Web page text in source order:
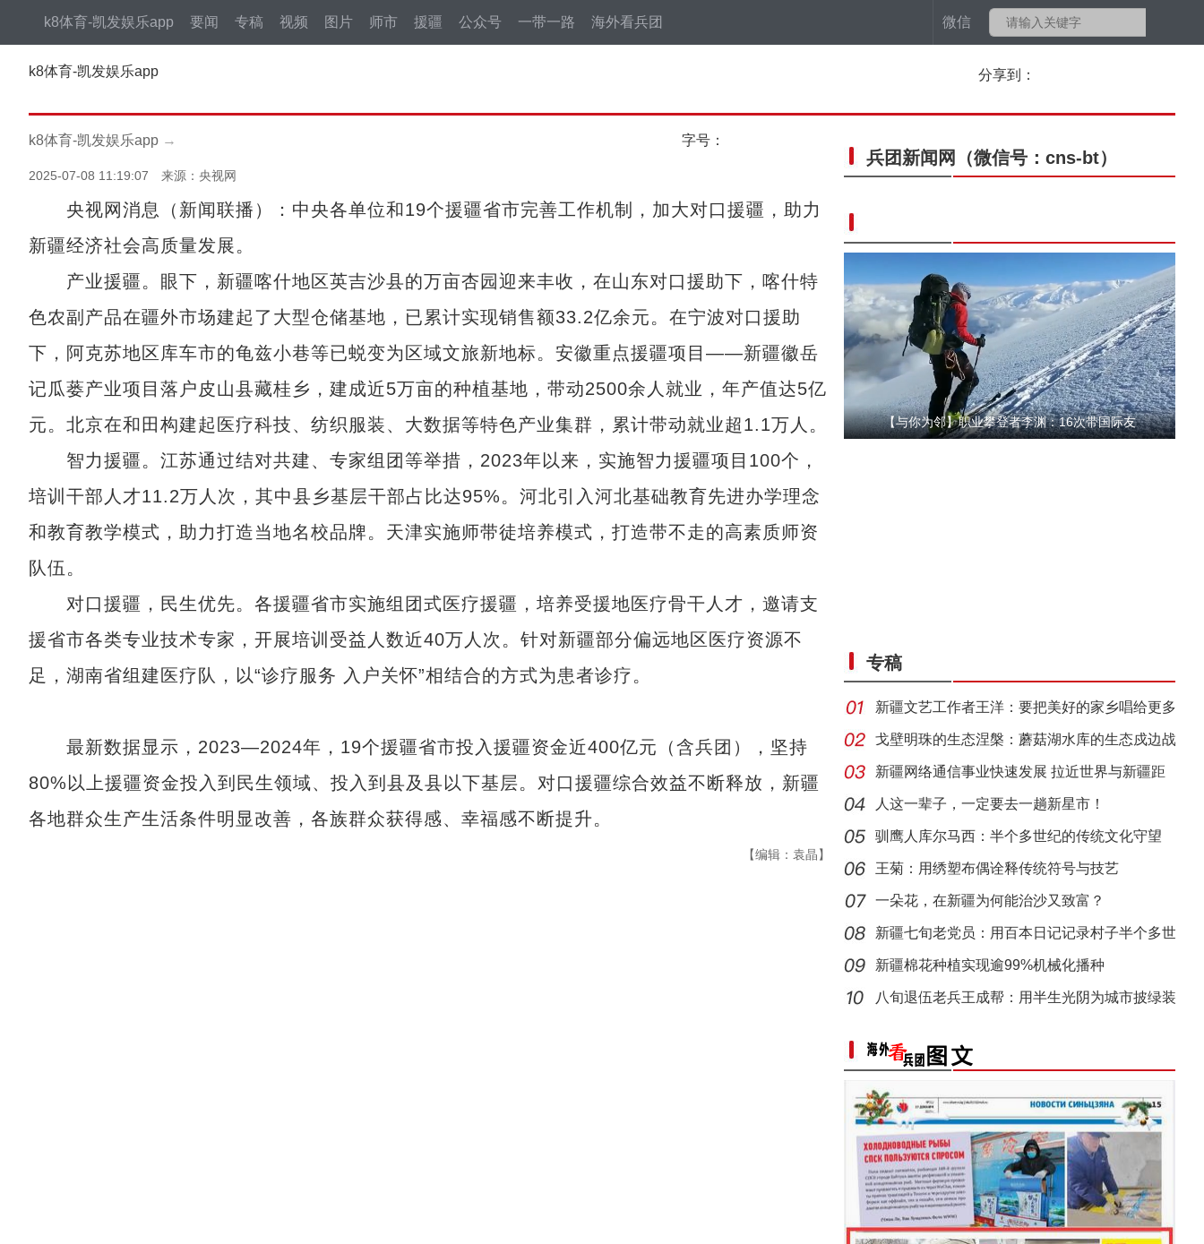
微信
k8体育-凯发娱乐app 要闻 专稿 视频 图片 师市 援疆 公众号 一带一路 海外看兵团
k8体育-凯发娱乐app 分享到：
k8体育-凯发娱乐app → 字号：
2025-07-08 11:19:07 来源：央视网
央视网消息（新闻联播）：中央各单位和19个援疆省市完善工作机制，加大对口援疆，助力
新疆经济社会高质量发展。
产业援疆。眼下，新疆喀什地区英吉沙县的万亩杏园迎来丰收，在山东对口援助下，喀什特
色农副产品在疆外市场建起了大型仓储基地，已累计实现销售额33.2亿余元。在宁波对口援助
下，阿克苏地区库车市的龟兹小巷等已蜕变为区域文旅新地标。安徽重点援疆项目——新疆徽岳
记瓜蒌产业项目落户皮山县藏桂乡，建成近5万亩的种植基地，带动2500余人就业，年产值达5亿
元。北京在和田构建起医疗科技、纺织服装、大数据等特色产业集群，累计带动就业超1.1万人。
智力援疆。江苏通过结对共建、专家组团等举措，2023年以来，实施智力援疆项目100个，
培训干部人才11.2万人次，其中县乡基层干部占比达95%。河北引入河北基础教育先进办学理念
和教育教学模式，助力打造当地名校品牌。天津实施师带徒培养模式，打造带不走的高素质师资
队伍。
对口援疆，民生优先。各援疆省市实施组团式医疗援疆，培养受援地医疗骨干人才，邀请支
援省市各类专业技术专家，开展培训受益人数近40万人次。针对新疆部分偏远地区医疗资源不
足，湖南省组建医疗队，以“诊疗服务 入户关怀”相结合的方式为患者诊疗。
最新数据显示，2023—2024年，19个援疆省市投入援疆资金近400亿元（含兵团），坚持
80%以上援疆资金投入到民生领域、投入到县及县以下基层。对口援疆综合效益不断释放，新疆
各地群众生产生活条件明显改善，各族群众获得感、幸福感不断提升。
【编辑：袁晶】
兵团新闻网 （微信号：cns-bt）
【与你为邻】职业攀登者李渊：16次带国际友
【与你为邻】三代巴基斯坦人在新疆做生意
新疆哈密原创大型乐舞诗剧《惟舞伊州》在重
专稿
新疆文艺工作者王洋：要把美好的家乡唱给更多
人听
戈壁明珠的生态涅槃：蘑菇湖水库的生态戍边战
新疆网络通信事业快速发展 拉近世界与新疆距
离
人这一辈子，一定要去一趟新星市！
驯鹰人库尔马西：半个多世纪的传统文化守望
王菊：用绣塑布偶诠释传统符号与技艺
一朵花，在新疆为何能治沙又致富？
新疆七旬老党员：用百本日记记录村子半个多世
纪变
新疆棉花种植实现逾99%机械化播种
八旬退伍老兵王成帮：用半生光阴为城市披绿装